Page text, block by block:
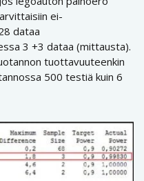
ei-
dataa
3 +3 dataa (mittausta).
tuottavuuteenkin
500 testiä kuin 6